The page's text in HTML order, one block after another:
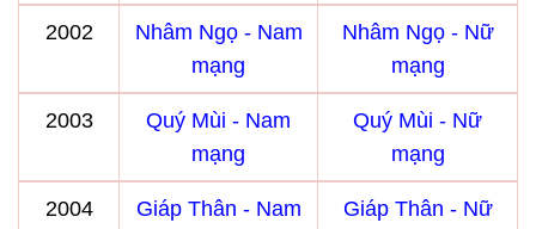
2002
Nhâm Ngọ - Nam
mạng
Nhâm Ngọ - Nữ
mạng
2003
Quý Mùi - Nam
mạng
Quý Mùi - Nữ
mạng
2004
Giáp Thân - Nam
Giáp Thân - Nữ